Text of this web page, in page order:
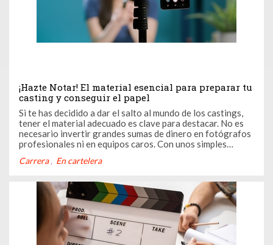
¡Hazte Notar! El material esencial para preparar tu
casting y conseguir el papel
Si te has decidido a dar el salto al mundo de los castings,
tener el material adecuado es clave para destacar. No es
necesario invertir grandes sumas de dinero en fotógrafos
profesionales ni en equipos caros. Con unos simples
presentar tu perfil de forma atractiva y profesional.
Carrera En cartelera